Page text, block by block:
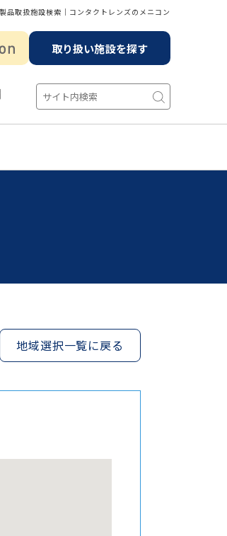
品取扱施設検索│コンタクトレンズのメニコン
取り扱い施設を探す
地域選択一覧に戻る